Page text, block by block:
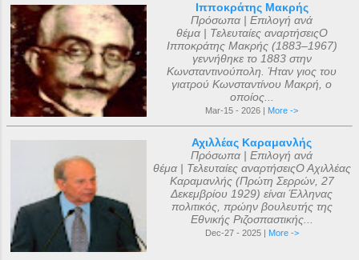
Ιπποκράτης Μακρής
Πρόσωπα | Επιλογή ανά
θέμα | Τελευταίες αναρτήσειςΟ
Ιπποκράτης Μακρής (1883–1967)
γεννήθηκε το 1883 στην
Κωνσταντινούπολη. Ήταν γιος του
γιατρού Κωνσταντίνου Μακρή, ο
οποίος...
Mar-15 - 2026 | More ->
Αχιλλέας Καραμανλής
Πρόσωπα | Επιλογή ανά
θέμα | Τελευταίες αναρτήσειςΟ Αχιλλέας
Καραμανλής (Πρώτη Σερρών, 27
Δεκεμβρίου 1929) είναι Έλληνας
πολιτικός, πρώην βουλευτής της
Εθνικής Ριζοσπαστικής...
Dec-27 - 2025 | More ->